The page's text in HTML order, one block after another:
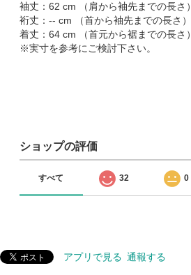
袖丈：62 cm （肩から袖先までの長さ）
裄丈：-- cm （首から袖先までの長さ）
着丈：64 cm （首元から裾までの長さ）
※実寸を参考にご検討下さい。
ショップの評価
すべて 32 0
アプリで見る 通報する